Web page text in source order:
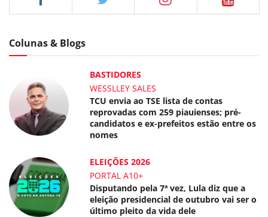
Colunas & Blogs
BASTIDORES
WESSLLEY SALES
TCU envia ao TSE lista de contas
reprovadas com 259 piauienses; pré-
candidatos e ex-prefeitos estão entre os
nomes
ELEIÇÕES 2026
PORTAL A10+
Disputando pela 7ª vez, Lula diz que a
eleição presidencial de outubro vai ser o
último pleito da vida dele